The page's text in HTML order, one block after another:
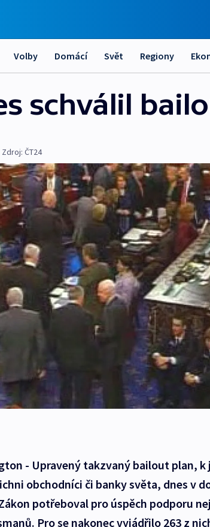
Volby Domácí Svět Regiony
schválil
Zdroj: ČT24
- Upravený takzvaný bailout plan, k
obchodníci či banky světa, dnes v
potřeboval pro úspěch podporu
Pro se nakonec vyjádřilo 263 z